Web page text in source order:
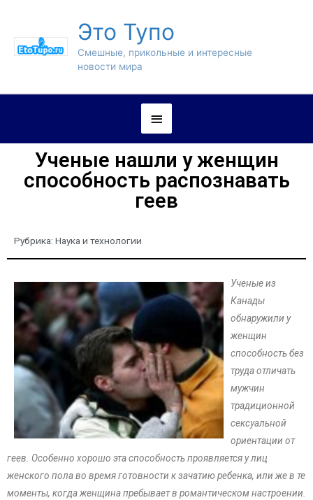
Это Тупо
Смешные, прикольные и интересные
новости мира
Ученые нашли у женщин
способность распознавать
геев
Рубрика: Наука и технологии
Ученые из
Канады
обнаружили у
женщин
способность без
труда отличать
мужчин
традиционной
сексуальной
ориентации от
геев. Особенно хорошо эта способность проявляется у лиц
женского пола во время готовности к зачатию ребенка, или же в те
моменты, когда женщина пребывает в романтическом настроении.